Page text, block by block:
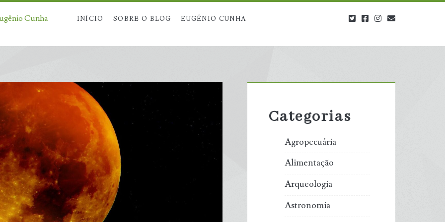
Cunha INÍCIO SOBRE O BLOG EUGÊNIO CUNHA twitterfacebookinstagram
Sidebar
Categorias
Agropecuária
Alimentação
Arqueologia
Astronomia